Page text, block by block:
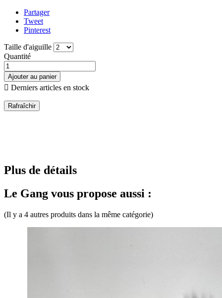
Partager
Tweet
Pinterest
Taille d'aiguille
Quantité
Ajouter au panier
 Derniers articles en stock
Plus de détails
Le Gang vous propose aussi :
(Il y a 4 autres produits dans la même catégorie)